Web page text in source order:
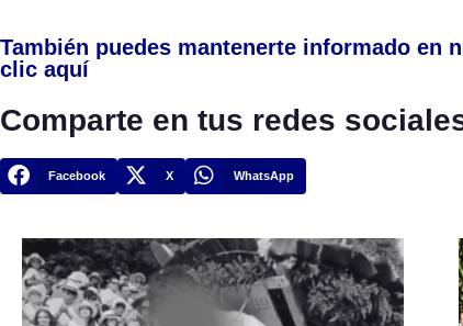
También puedes mantenerte informado en
clic aquí
Comparte en tus redes
Facebook X WhatsApp